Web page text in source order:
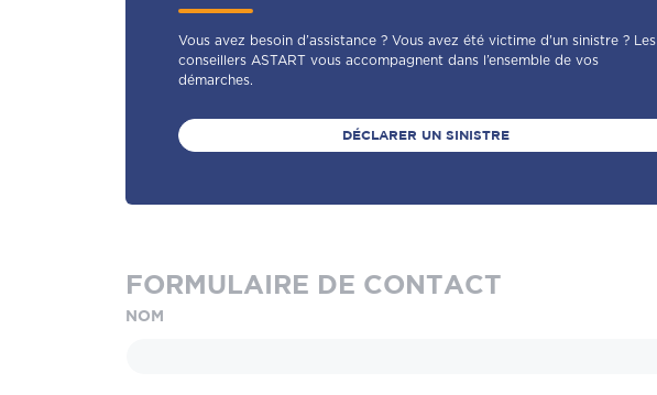
Vous avez besoin d’assistance ? Vous avez été victime d'un sinistre ? Les
conseillers ASTART vous accompagnent dans l’ensemble de vos
démarches.
DÉCLARER UN SINISTRE
FORMULAIRE DE CONTACT
NOM